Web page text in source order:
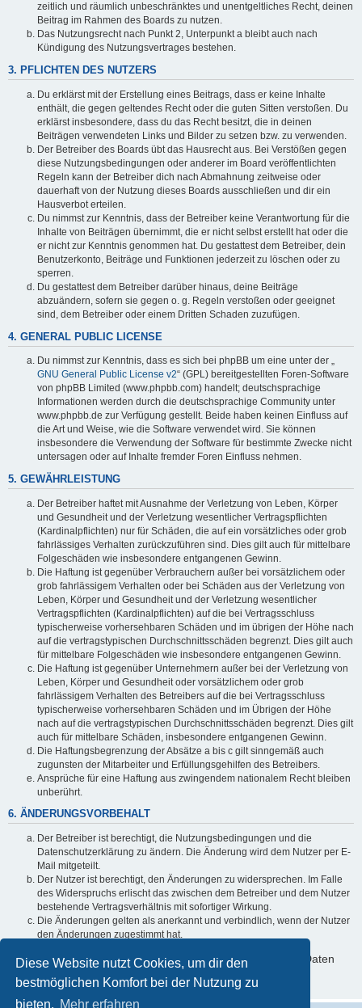
Diese Website nutzt Cookies, um dir den
bestmöglichen Komfort bei der Nutzung zu
bieten. Mehr erfahren
zeitlich und räumlich unbeschränktes und unentgeltliches Recht, deinen
Beitrag im Rahmen des Boards zu nutzen.
Das Nutzungsrecht nach Punkt 2, Unterpunkt a bleibt auch nach
Kündigung des Nutzungsvertrages bestehen.
3. PFLICHTEN DES NUTZERS
Du erklärst mit der Erstellung eines Beitrags, dass er keine Inhalte
enthält, die gegen geltendes Recht oder die guten Sitten verstoßen. Du
erklärst insbesondere, dass du das Recht besitzt, die in deinen
Beiträgen verwendeten Links und Bilder zu setzen bzw. zu verwenden.
Der Betreiber des Boards übt das Hausrecht aus. Bei Verstößen gegen
diese Nutzungsbedingungen oder anderer im Board veröffentlichten
Regeln kann der Betreiber dich nach Abmahnung zeitweise oder
dauerhaft von der Nutzung dieses Boards ausschließen und dir ein
Hausverbot erteilen.
Du nimmst zur Kenntnis, dass der Betreiber keine Verantwortung für die
Inhalte von Beiträgen übernimmt, die er nicht selbst erstellt hat oder die
er nicht zur Kenntnis genommen hat. Du gestattest dem Betreiber, dein
Benutzerkonto, Beiträge und Funktionen jederzeit zu löschen oder zu
sperren.
Du gestattest dem Betreiber darüber hinaus, deine Beiträge
abzuändern, sofern sie gegen o. g. Regeln verstoßen oder geeignet
sind, dem Betreiber oder einem Dritten Schaden zuzufügen.
4. GENERAL PUBLIC LICENSE
Du nimmst zur Kenntnis, dass es sich bei phpBB um eine unter der „
GNU General Public License v2“ (GPL) bereitgestellten Foren-Software
von phpBB Limited (www.phpbb.com) handelt; deutschsprachige
Informationen werden durch die deutschsprachige Community unter
www.phpbb.de zur Verfügung gestellt. Beide haben keinen Einfluss auf
die Art und Weise, wie die Software verwendet wird. Sie können
insbesondere die Verwendung der Software für bestimmte Zwecke nicht
untersagen oder auf Inhalte fremder Foren Einfluss nehmen.
5. GEWÄHRLEISTUNG
Der Betreiber haftet mit Ausnahme der Verletzung von Leben, Körper
und Gesundheit und der Verletzung wesentlicher Vertragspflichten
(Kardinalpflichten) nur für Schäden, die auf ein vorsätzliches oder grob
fahrlässiges Verhalten zurückzuführen sind. Dies gilt auch für mittelbare
Folgeschäden wie insbesondere entgangenen Gewinn.
Die Haftung ist gegenüber Verbrauchern außer bei vorsätzlichem oder
grob fahrlässigem Verhalten oder bei Schäden aus der Verletzung von
Leben, Körper und Gesundheit und der Verletzung wesentlicher
Vertragspflichten (Kardinalpflichten) auf die bei Vertragsschluss
typischerweise vorhersehbaren Schäden und im übrigen der Höhe nach
auf die vertragstypischen Durchschnittsschäden begrenzt. Dies gilt auch
für mittelbare Folgeschäden wie insbesondere entgangenen Gewinn.
Die Haftung ist gegenüber Unternehmern außer bei der Verletzung von
Leben, Körper und Gesundheit oder vorsätzlichem oder grob
fahrlässigem Verhalten des Betreibers auf die bei Vertragsschluss
typischerweise vorhersehbaren Schäden und im Übrigen der Höhe
nach auf die vertragstypischen Durchschnittsschäden begrenzt. Dies gilt
auch für mittelbare Schäden, insbesondere entgangenen Gewinn.
Die Haftungsbegrenzung der Absätze a bis c gilt sinngemäß auch
zugunsten der Mitarbeiter und Erfüllungsgehilfen des Betreibers.
Ansprüche für eine Haftung aus zwingendem nationalem Recht bleiben
unberührt.
6. ÄNDERUNGSVORBEHALT
Der Betreiber ist berechtigt, die Nutzungsbedingungen und die
Datenschutzerklärung zu ändern. Die Änderung wird dem Nutzer per E-
Mail mitgeteilt.
Der Nutzer ist berechtigt, den Änderungen zu widersprechen. Im Falle
des Widerspruchs erlischt das zwischen dem Betreiber und dem Nutzer
bestehende Vertragsverhältnis mit sofortiger Wirkung.
Die Änderungen gelten als anerkannt und verbindlich, wenn der Nutzer
den Änderungen zugestimmt hat.
Informationen über den Umgang mit deinen persönlichen Daten
sind in der Datenschutzerklärung enthalten.